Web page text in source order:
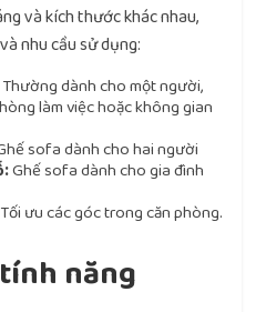
và kích thước khác nhau,
nhu cầu sử dụng:
Thường dành cho một người,
làm việc hoặc không gian
sofa dành cho hai người
Ghế sofa dành cho gia đình
Tối ưu các góc trong căn phòng.
năng